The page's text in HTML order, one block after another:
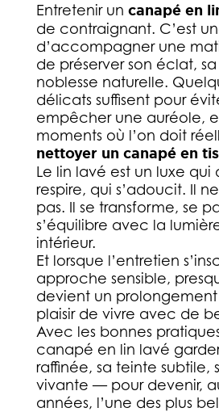
Entretenir un canapé en
de contraignant. C’est
d’accompagner une
de préserver son éclat,
noblesse naturelle.
délicats suffisent pour
empêcher une auréole,
moments où l’on doit
nettoyer un canapé en
Le lin lavé est un luxe qui
respire, qui s’adoucit. Il
pas. Il se transforme, se
s’équilibre avec la
intérieur.
Et lorsque l’entretien
approche sensible,
devient un
plaisir de vivre avec de
Avec les bonnes
canapé en lin lavé
raffinée, sa teinte subtile,
vivante — pour devenir,
années, l’une des plus